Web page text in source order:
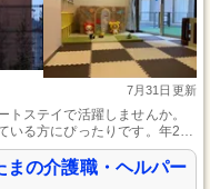
7月31日更新
ステイで活躍しませんか。
いる方にぴったりです。年2回
安心して長くお仕事を続けら
していますので、通勤も快適
まの介護職・ヘルパー